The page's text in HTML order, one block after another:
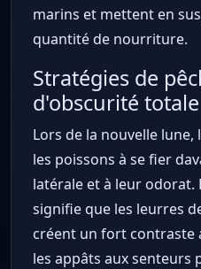
marins et mettent en
quantité de nourriture.
Stratégies de
d'obscurité totale
Lors de la nouvelle
les poissons à se fier
latérale et à leur odorat.
signifie que les leurres
créent un fort contraste
les appâts aux senteurs